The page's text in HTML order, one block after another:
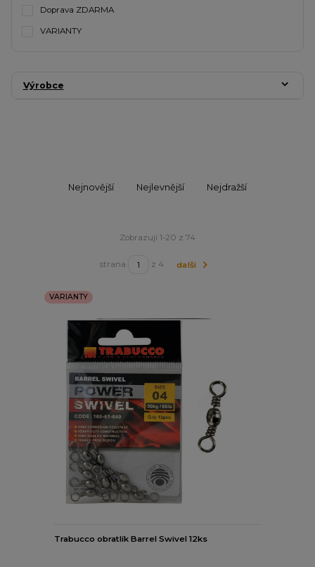
Doprava ZDARMA
VARIANTY
Výrobce
Nejnovější Nejlevnější Nejdražší
Zobrazuji 1-20 z 74
strana z 4 další
VARIANTY
Trabucco obratlík Barrel Swivel 12ks